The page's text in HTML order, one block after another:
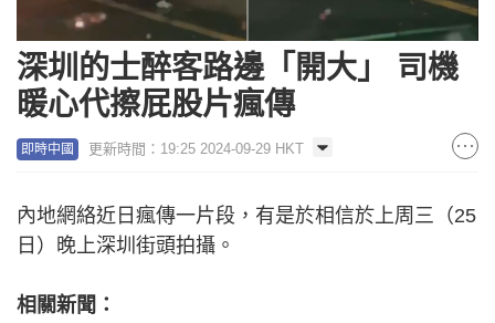
深圳的士醉客路邊「開大」 司機
暖心代擦屁股片瘋傳
即時中國 更新時間：19:25 2024-09-29 HKT
內地網絡近日瘋傳一片段，有是於相信於上周三（25
日）晚上深圳街頭拍攝。
相關新聞：